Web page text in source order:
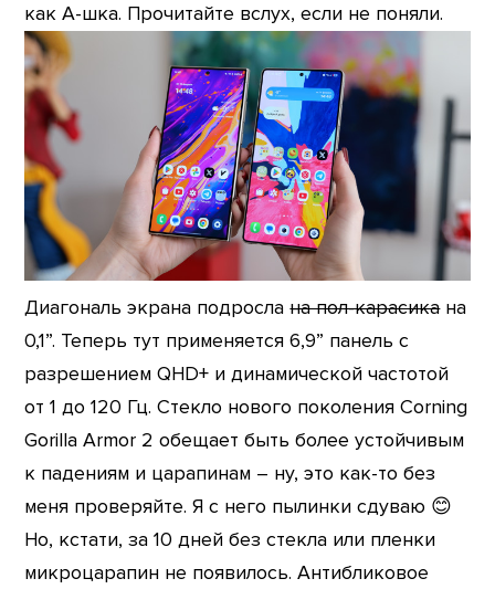
как А-шка. Прочитайте вслух, если не поняли.
Диагональ экрана подрослана пол-карасикана
0,1”. Теперь тут применяется 6,9” панель с
разрешением QHD+ и динамической частотой
от 1 до 120 Гц. Стекло нового поколения Corning
Gorilla Armor 2 обещает быть более устойчивым
к падениям и царапинам – ну, это как-то без
меня проверяйте. Я с него пылинки сдуваю 😊
Но, кстати, за 10 дней без стекла или пленки
микроцарапин не появилось. Антибликовое